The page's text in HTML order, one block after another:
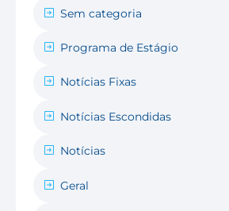
Sem categoria
Programa de Estágio
Notícias Fixas
Notícias Escondidas
Notícias
Geral